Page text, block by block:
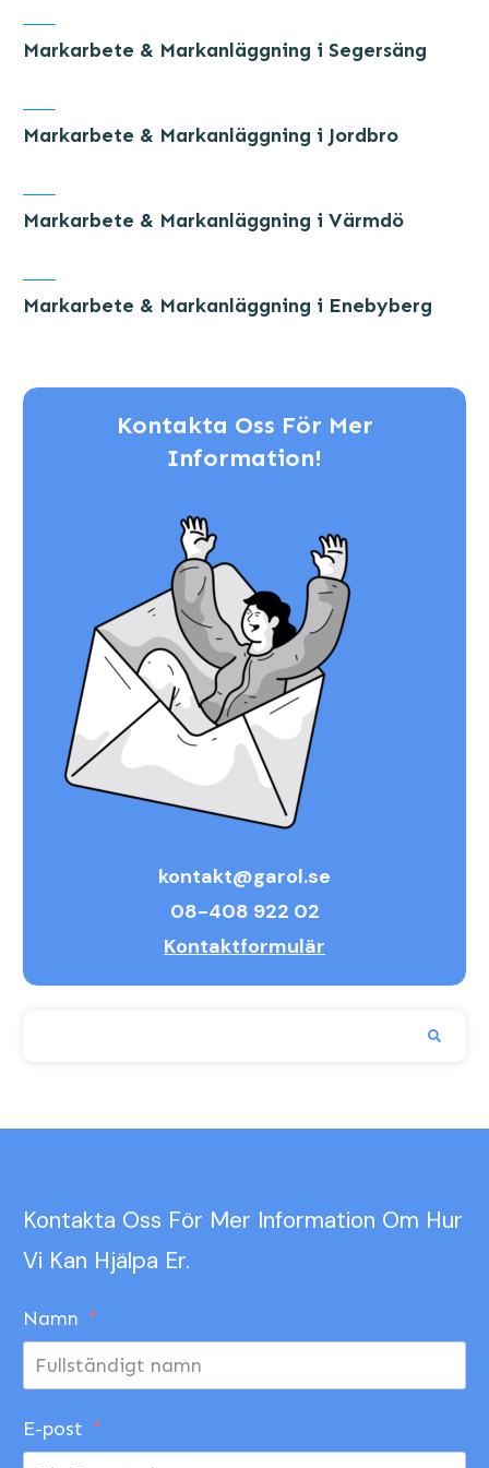
Markarbete & Markanläggning i Segersäng
Markarbete & Markanläggning i Jordbro
Markarbete & Markanläggning i Värmdö
Markarbete & Markanläggning i Enebyberg
Kontakta Oss För Mer
Information!
kontakt@garol.se
08-408 922 02
Kontaktformulär
Kontakta Oss För Mer Information Om Hur
Vi Kan Hjälpa Er.
Namn
E-post